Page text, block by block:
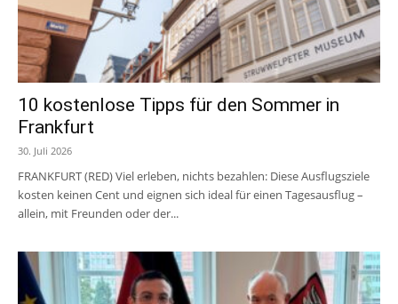
10 kostenlose Tipps für den Sommer in
Frankfurt
30. Juli 2026
FRANKFURT (RED) Viel erleben, nichts bezahlen: Diese Ausflugsziele
kosten keinen Cent und eignen sich ideal für einen Tagesausflug –
allein, mit Freunden oder der...